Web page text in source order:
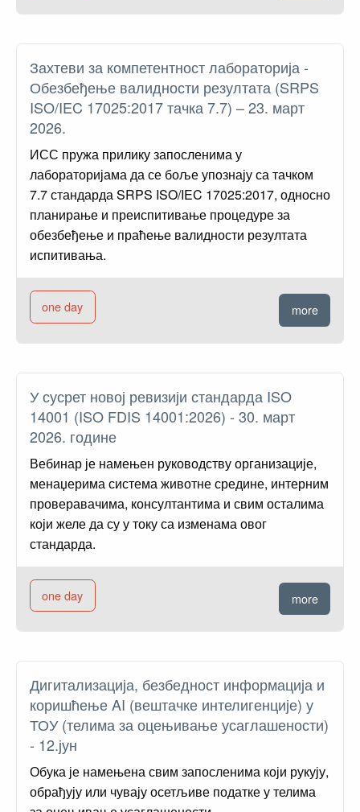
Захтеви за компетентност лабораторија -
Обезбеђење валидности резултата (SRPS
ISO/IEC 17025:2017 тачка 7.7) – 23. март
2026.
ИСС пружа прилику запосленима у
лабораторијама да се боље упознају са тачком
7.7 стандарда SRPS ISO/IEC 17025:2017, односно
планирање и преиспитивање процедуре за
обезбеђење и праћење валидности резултата
испитивања.
one day more
У сусрет новој ревизији стандарда ISO
14001 (ISO FDIS 14001:2026) - 30. март
2026. године
Вебинар је намењен руководству организације,
менаџерима система животне средине, интерним
проверавачима, консултантима и свим осталима
који желе да су у току са изменама овог
стандарда.
one day more
Дигитализација, безбедност информација и
коришћење AI (вештачке интелигенције) у
ТОУ (телима за оцењивање усаглашености)
- 12.јун
Обука је намењена свим запосленима који рукују,
обрађују или чувају осетљиве податке у телима